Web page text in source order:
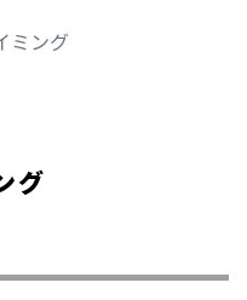
ミング
グ